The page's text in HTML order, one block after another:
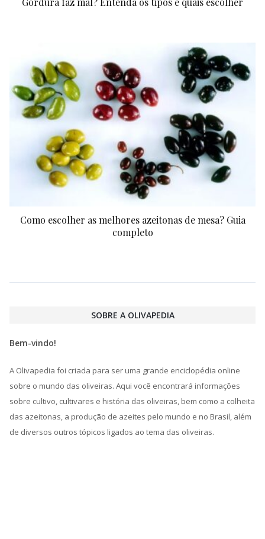
Como escolher as melhores azeitonas de mesa? Guia
completo
SOBRE A OLIVAPEDIA
Bem-vindo!
A Olivapedia foi criada para ser uma grande enciclopédia online
sobre o mundo das oliveiras. Aqui você encontrará informações
sobre cultivo, cultivares e história das oliveiras, bem como a colheita
das azeitonas, a produção de azeites pelo mundo e no Brasil, além
de diversos outros tópicos ligados ao tema das oliveiras.